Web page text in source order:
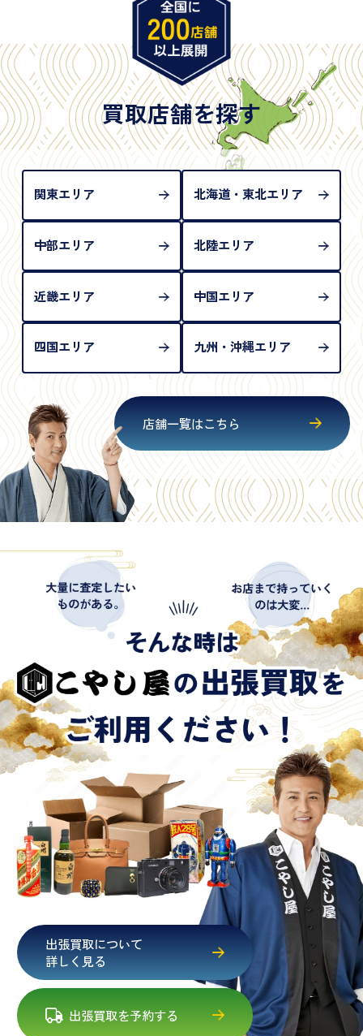
※原則として「公的機関が発行し、氏名、住所、生
年月日が記載されているもの
※日本国政府発行のもの
※2020年2月4日以降に申請された新型パスポートに
は「所持人記入欄（住所記載欄）」が存在しないた
め、単体では古物営業法上の本人確認書類として認
められない（住所確認ができないため）。補助書類
が必要となります
買取店舗を探す
関東エリア 北海道・東北エリア
中部エリア 北陸エリア
近畿エリア 中国エリア
四国エリア 九州・沖縄エリア
店舗一覧はこちら
出張買取について
詳しく見る
出張買取を予約する